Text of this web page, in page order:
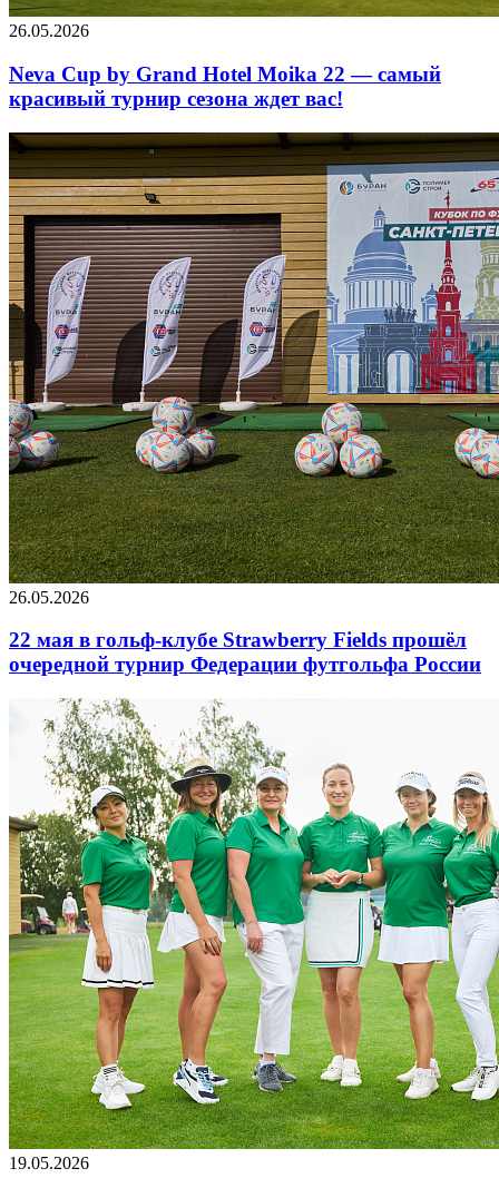
26.05.2026
Neva Cup by Grand Hotel Moika 22 — самый
красивый турнир сезона ждет вас!
26.05.2026
22 мая в гольф-клубе Strawberry Fields прошёл
очередной турнир Федерации футгольфа России
19.05.2026